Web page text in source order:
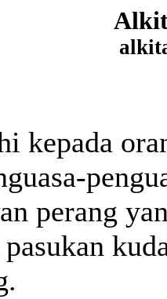
kepada
perang